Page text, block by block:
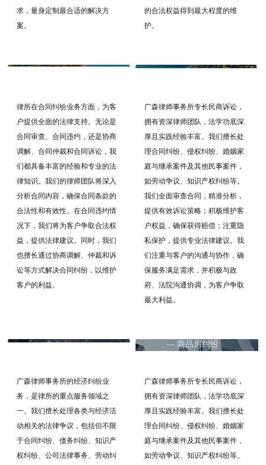
求，量身定制最合适的解决方
案。
的合法权益得到最大程度的维
护。
律所在合同纠纷业务方面，为客
户提供全面的法律支持。无论是
合同审查、合同违约，还是协商
调解、合同仲裁和合同诉讼，我
们都具备丰富的经验和专业的法
律知识。我们的律师团队将深入
分析合同内容，确保合同条款的
合法性和有效性。在合同违约情
况下，我们将为客户争取合法权
益，提供法律建议。同时，我们
也擅长通过协商调解、仲裁和诉
讼等方式解决合同纠纷，以维护
客户的利益。
广森律师事务所专长民商诉讼，
拥有资深律师团队，法学功底深
厚且实践经验丰富。我们擅长处
理合同纠纷、侵权纠纷、婚姻家
庭与继承案件及其他民事案件，
如劳动争议、知识产权纠纷等。
我们全面审查合同，精准分析，
提供有效诉讼策略；积极维护客
户权益，确保获得赔偿；注重隐
私保护，提供专业法律建议。我
们注重与客户的沟通与协作，确
保服务满足需求，并积极与政
府、法院沟通协调，为客户争取
最大利益。
广森律师事务所的经济纠纷业
务，是律所的重点服务领域之
一。我们擅长处理各类与经济活
动相关的法律争议，包括但不限
于合同纠纷、债务纠纷、知识产
权纠纷、公司法律事务、劳动纠
— 商品房纠纷
广森律师事务所专长民商诉讼，
拥有资深律师团队，法学功底深
厚且实践经验丰富。我们擅长处
理合同纠纷、侵权纠纷、婚姻家
庭与继承案件及其他民事案件，
如劳动争议、知识产权纠纷等。